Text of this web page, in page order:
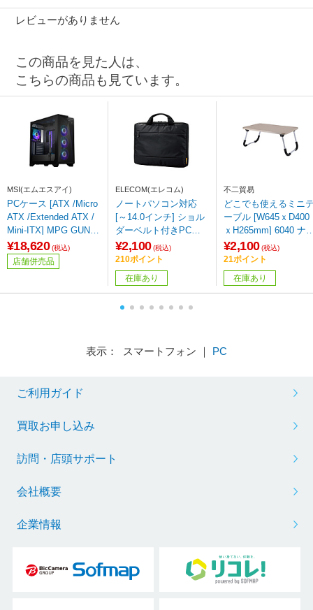
レビューがありません
この商品を見た人は、
こちらの商品も見ています。
MSI(エムエスアイ)
PCケース [ATX /Micro
ATX /Extended ATX /
Mini-ITX] MPG GUNG
NIR 300R AIRFLOW
ブラック 【sof001】
¥18,620 (税込)
店舗併売品
ELECOM(エレコム)
ノートパソコン対応
[～14.0インチ] ショル
ダーベルト付きPCイ
ンナーバッグ スタンダ
ード ブラック BM-IBS
13BK 【864】
¥2,100 (税込)
210ポイント
在庫あり
不二貿易
どこでも使えるミニ
ーブル [W645ｘD400
ｘH265mm] 6040 ナ
ュラル 28603
¥2,100 (税込)
21ポイント
在庫あり
表示： スマートフォン ｜ PC
ご利用ガイド
買取お申し込み
訪問・店頭サポート
会社概要
企業情報